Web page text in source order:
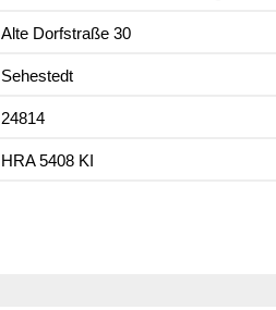
Alte Dorfstraße 30
Sehestedt
24814
HRA 5408 KI